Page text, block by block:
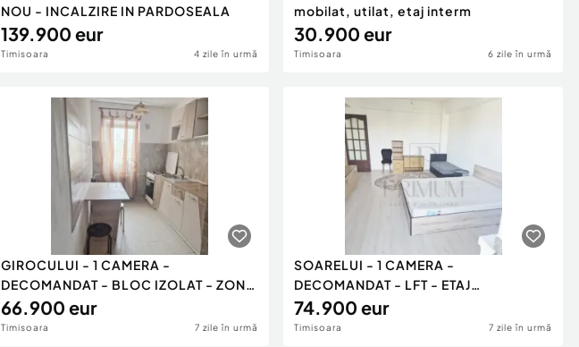
NOU - INCALZIRE IN PARDOSEALA
139.900 eur
Timisoara 4 zile în urmă
mobilat, utilat, etaj interm
30.900 eur
Timisoara 6 zile în urmă
GIROCULUI - 1 CAMERA -
DECOMANDAT - BLOC IZOLAT - ZONA
LINIS
66.900 eur
Timisoara 7 zile în urmă
SOARELUI - 1 CAMERA -
DECOMANDAT - LFT - ETAJ
INTERMEDIAR
74.900 eur
Timisoara 7 zile în urmă